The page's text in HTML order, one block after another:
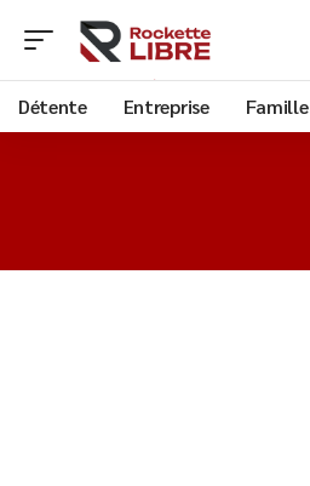
Détente Entreprise Famille